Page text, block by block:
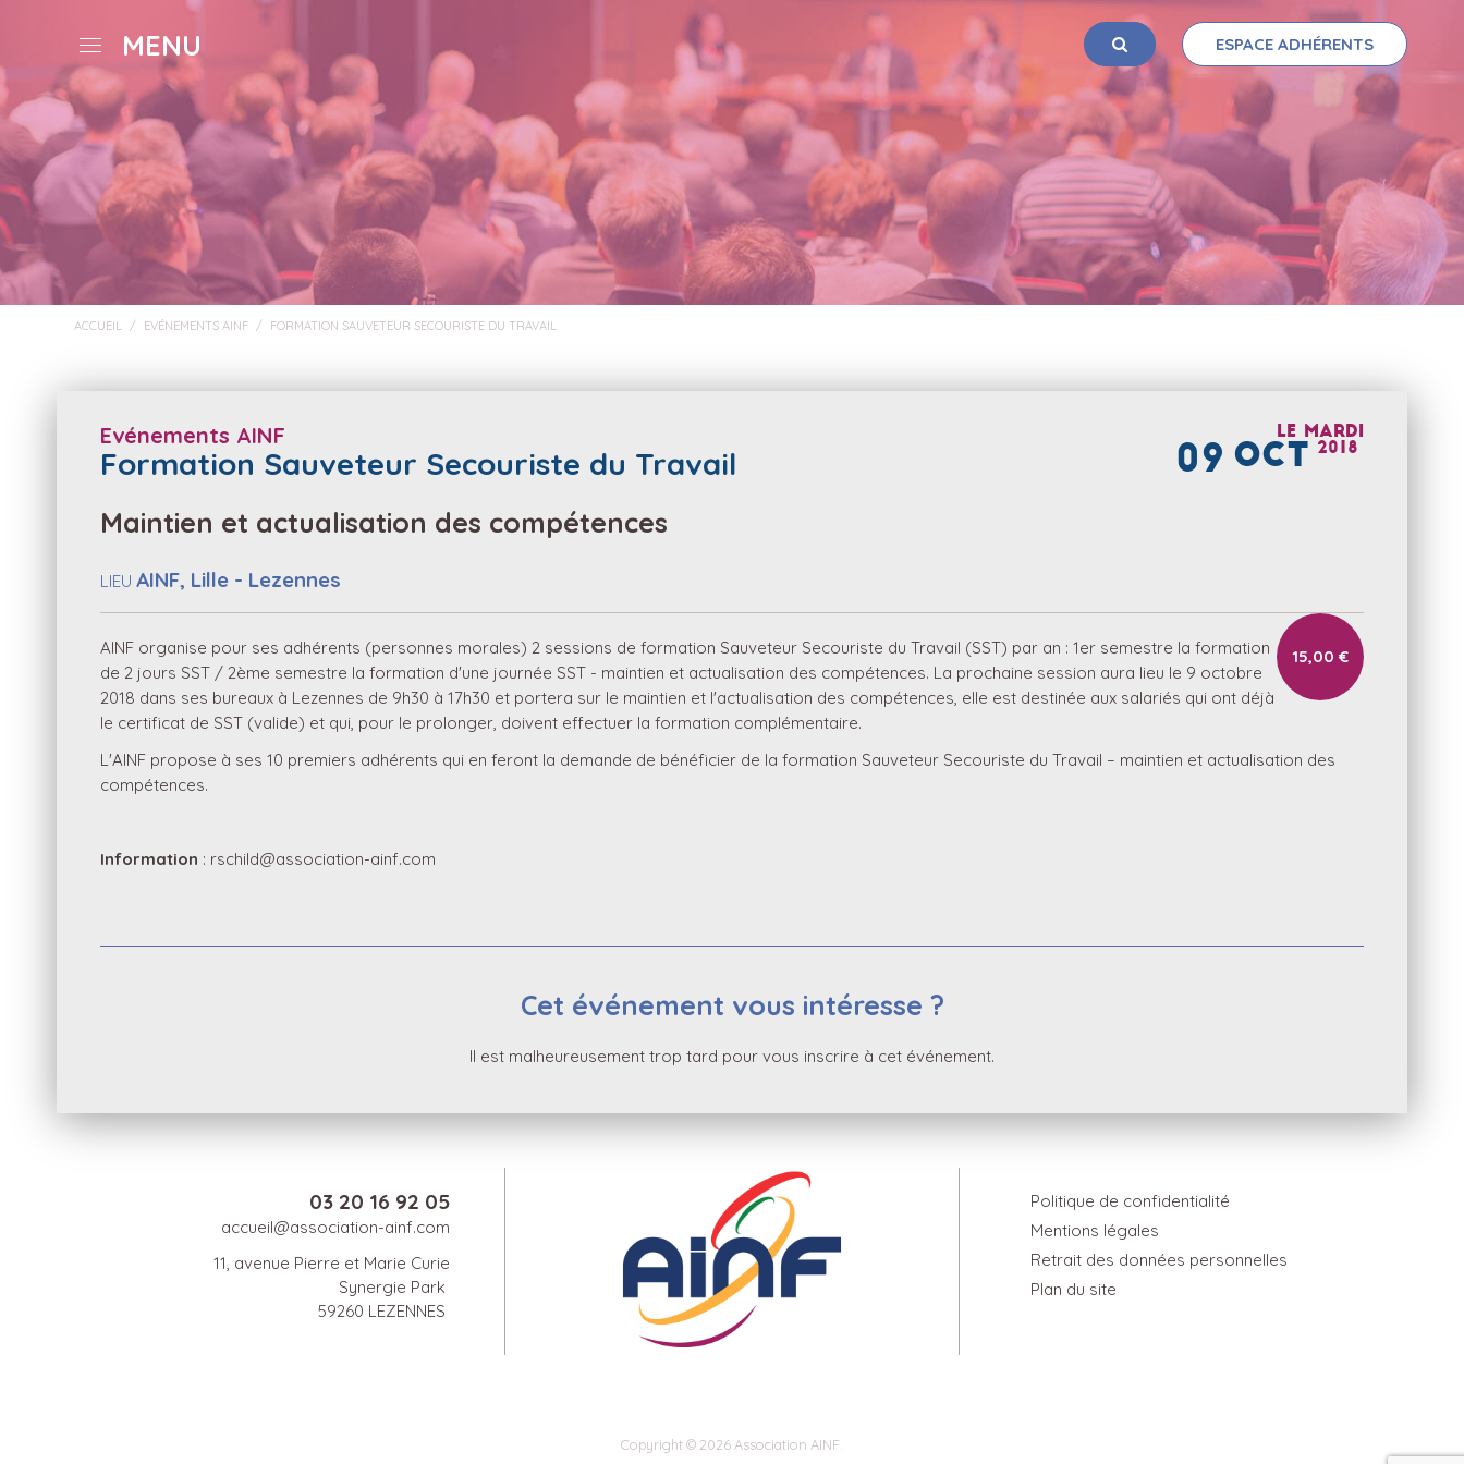
MENU OK
ESPACE ADHÉRENTS
ACCUEIL / EVÉNEMENTS AINF / FORMATION SAUVETEUR SECOURISTE DU TRAVAIL
Evénements AINF
Formation Sauveteur Secouriste du Travail
Maintien et actualisation des compétences
Le mardi
09 OCT 2018
LIEU AINF, Lille - Lezennes
15,00 €
AINF organise pour ses adhérents (personnes morales) 2 sessions de formation Sauveteur Secouriste du Travail (SST) par an : 1er semestre la formation
de 2 jours SST / 2ème semestre la formation d'une journée SST - maintien et actualisation des compétences. La prochaine session aura lieu le 9 octobre
2018 dans ses bureaux à Lezennes de 9h30 à 17h30 et portera sur le maintien et l'actualisation des compétences, elle est destinée aux salariés qui ont déjà
le certificat de SST (valide) et qui, pour le prolonger, doivent effectuer la formation complémentaire.
L'AINF propose à ses 10 premiers adhérents qui en feront la demande de bénéficier de la formation Sauveteur Secouriste du Travail – maintien et actualisation des
compétences.
Information : rschild@association-ainf.com
Cet événement vous intéresse ?
Il est malheureusement trop tard pour vous inscrire à cet événement.
03 20 16 92 05
accueil@association-ainf.com
11, avenue Pierre et Marie Curie
Synergie Park
59260 LEZENNES
Politique de confidentialité
Mentions légales
Retrait des données personnelles
Plan du site
Copyright © 2026 Association AINF.